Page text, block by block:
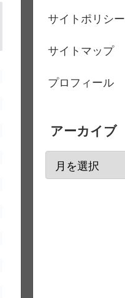
サイトポリシー
サイトマップ
プロフィール
アーカイブ